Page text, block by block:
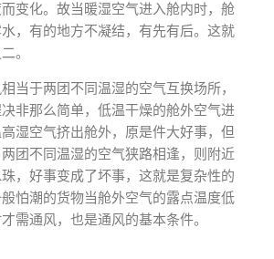
变化。故当暖湿空气进入舱内时，舱
，有的地方不凝结，有先有后。这就
。
当于两团不同温湿的空气互换场所，
非那么简单，低温干燥的舱外空气进
湿空气挤出舱外，原是件大好事，但
团不同温湿的空气狭路相逢，则附近
，好事变成了坏事，这就是复杂性的
怕潮的货物当舱外空气的露点温度低
需通风，也是通风的基本条件。